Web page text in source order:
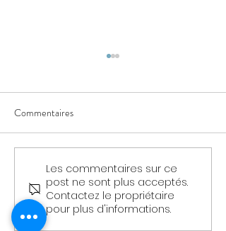
La leçon de spiritualité de
l'arrière-petit-fils du chef
Sioux Sitting Bull
Commentaires
Les commentaires sur ce
post ne sont plus acceptés.
Contactez le propriétaire
pour plus d'informations.